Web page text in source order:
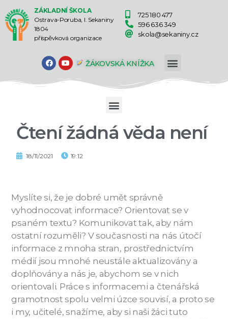
ZÁKLADNÍ ŠKOLA
Ostrava-Poruba, I. Sekaniny
1804
příspěvková organizace
725 180 477
596 636 349
skola@sekaniny.cz
ŽÁKOVSKÁ KNÍŽKA
Čtení žádná věda není
18/11/2021 19:12
Myslíte si, že je dobré umět správně
vyhodnocovat informace? Orientovat se v
psaném textu? Komunikovat tak, aby nám
ostatní rozuměli? V současnosti na nás útočí
informace z mnoha stran, prostřednictvím
médií jsou mnohé neustále aktualizovány a
doplňovány a nás je, abychom se v nich
orientovali. Práce s informacemi a čtenářská
gramotnost spolu velmi úzce souvisí, a proto se
i my, učitelé, snažíme, aby si naši žáci tuto